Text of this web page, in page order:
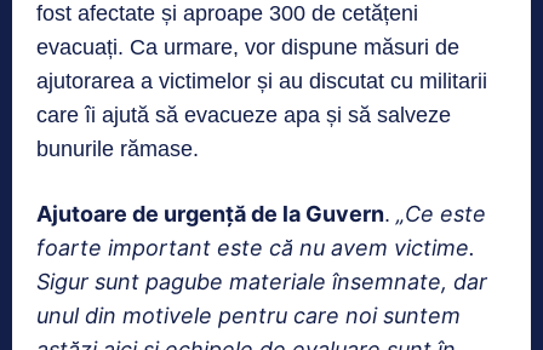
fost afectate și aproape 300 de cetățeni
evacuați. Ca urmare, vor dispune măsuri de
ajutorarea a victimelor și au discutat cu militarii
care îi ajută să evacueze apa și să salveze
bunurile rămase.
Ajutoare de urgență de la Guvern. „Ce este
foarte important este că nu avem victime.
Sigur sunt pagube materiale însemnate, dar
unul din motivele pentru care noi suntem